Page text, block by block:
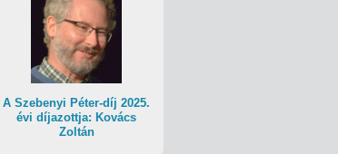
A Szebenyi Péter-díj 2025.
évi díjazottja: Kovács
Zoltán